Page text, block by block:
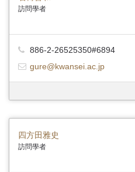
訪問學者
886-2-26525350#6894
gure@kwansei.ac.jp
四方田雅史
訪問學者